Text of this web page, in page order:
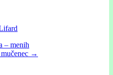
– menih
→